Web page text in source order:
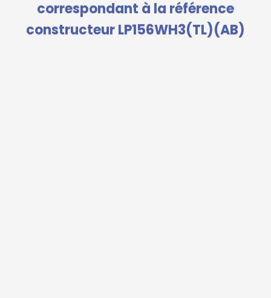
correspondant à la référence
constructeur LP156WH3(TL)(AB)